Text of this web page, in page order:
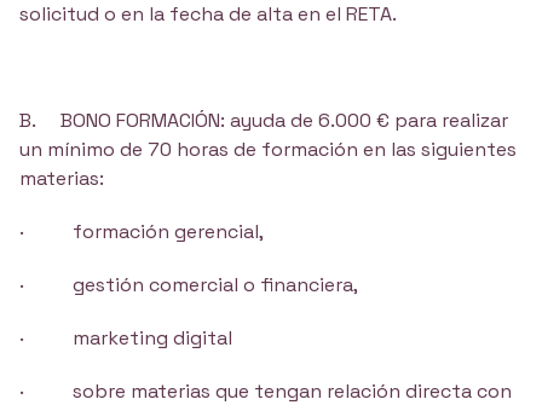
solicitud o en la fecha de alta en el RETA.
B. BONO FORMACIÓN: ayuda de 6.000 € para realizar
un mínimo de 70 horas de formación en las siguientes
materias:
· formación gerencial,
· gestión comercial o financiera,
· marketing digital
· sobre materias que tengan relación directa con